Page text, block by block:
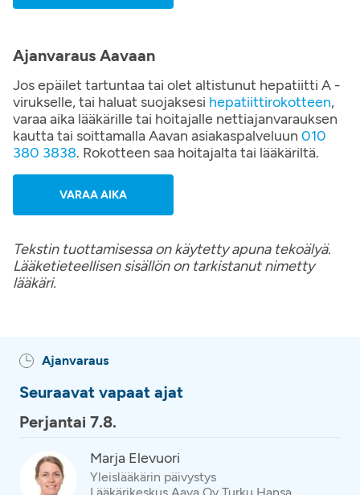
Ajanvaraus Aavaan
Jos epäilet tartuntaa tai olet altistunut hepatiitti A -
virukselle, tai haluat suojaksesi hepatiittirokotteen,
varaa aika lääkärille tai hoitajalle nettiajanvarauksen
kautta tai soittamalla Aavan asiakaspalveluun 010
380 3838. Rokotteen saa hoitajalta tai lääkäriltä.
VARAA AIKA
Tekstin tuottamisessa on käytetty apuna tekoälyä.
Lääketieteellisen sisällön on tarkistanut nimetty
lääkäri.
Ajanvaraus
Seuraavat vapaat ajat
Perjantai 7.8.
Marja Elevuori
Yleislääkärin päivystys